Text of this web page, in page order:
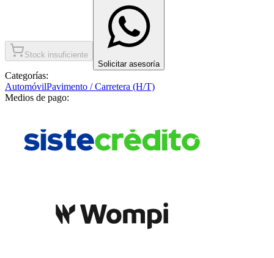
Stock insuficiente
Solicitar asesoría
Categorías:
AutomóvilPavimento / Carretera (H/T)
Medios de pago: